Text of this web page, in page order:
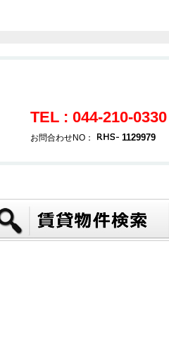
TEL : 044-210-0330
お問合わせNO： 1129979